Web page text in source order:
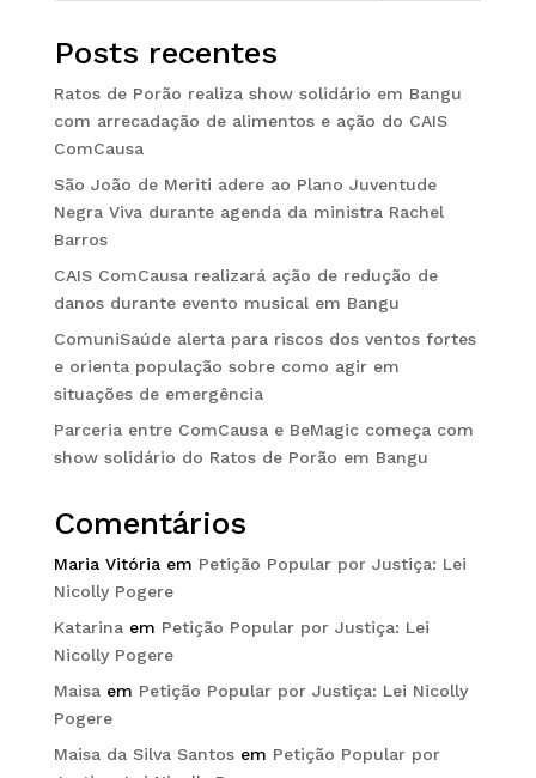
Posts recentes
Ratos de Porão realiza show solidário em Bangu
com arrecadação de alimentos e ação do CAIS
ComCausa
São João de Meriti adere ao Plano Juventude
Negra Viva durante agenda da ministra Rachel
Barros
CAIS ComCausa realizará ação de redução de
danos durante evento musical em Bangu
ComuniSaúde alerta para riscos dos ventos fortes
e orienta população sobre como agir em
situações de emergência
Parceria entre ComCausa e BeMagic começa com
show solidário do Ratos de Porão em Bangu
Comentários
Maria Vitóriaem Petição Popular por Justiça: Lei
Nicolly Pogere
Katarinaem Petição Popular por Justiça: Lei
Nicolly Pogere
Maisaem Petição Popular por Justiça: Lei Nicolly
Pogere
Maisa da Silva Santosem Petição Popular por